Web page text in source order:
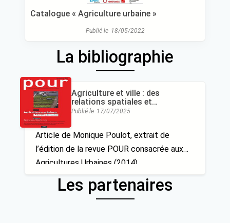
Catalogue « Agriculture urbaine »
Publié le 18/05/2022
La bibliographie
Agriculture et ville : des
relations spatiales et
fonctionnelles en
Publié le 17/07/2025
Article de Monique Poulot, extrait de
l’édition de la revue POUR consacrée aux
Agricultures Urbaines (2014)
Les partenaires